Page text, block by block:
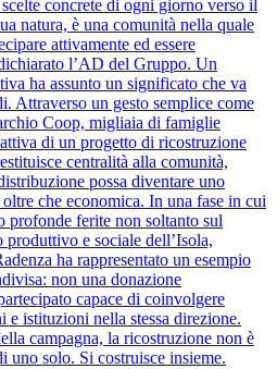
concrete di ogni giorno verso il
natura, è una comunità nella quale
attivamente ed essere
l’AD del Gruppo. Un
ha assunto un significato che va
Attraverso un gesto semplice come
Coop, migliaia di famiglie
di un progetto di ricostruzione
centralità alla comunità,
possa diventare uno
che economica. In una fase in cui
profonde ferite non soltanto sul
produttivo e sociale dell’Isola,
ha rappresentato un esempio
non una donazione
capace di coinvolgere
e istituzioni nella stessa direzione.
campagna, la ricostruzione non è
uno solo. Si costruisce insieme.